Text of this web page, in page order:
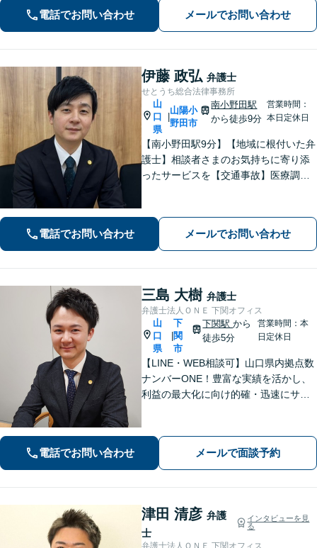
税対策なども親身に対応◎
電話でお問い合わせ メールでお問い合わせ
伊藤 政弘 弁護士
せとうち総合法律事務所
山
口
県
山陽小
野田市
南小野田駅
から徒歩9分
営業時間：
本日定休日
【南小野田駅9分】【地域に根付いた弁
護士】相談者さまのお気持ちに寄り添
ったサービスを【交通事故】医療調査
実調査と判例をリサーチし、不公平感
のない相続を実現【WEB面談】
電話でお問い合わせ メールでお問い合わせ
三島 大樹 弁護士
弁護士法人ＯＮＥ 下関オフィス
山
口
県
下
関
市
下関駅から
徒歩5分
営業時間：本
日定休日
【LINE・WEB相談可】山口県内拠点数
ナンバーONE！豊富な実績を活かし、
利益の最大化に向け的確・迅速にサポ
問題／交通事故等、あなたの味方とし
て尽力します【完全個室】【下関駅5
分】
電話でお問い合わせ メールで面談予約
津田 清彦 弁護
士
インタビューを見
る
弁護士法人ＯＮＥ 下関オフィス